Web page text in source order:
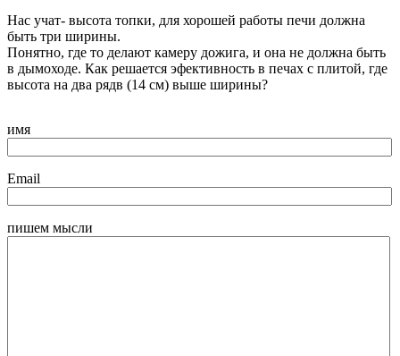
Нас учат- высота топки, для хорошей работы печи должна
быть три ширины.
Понятно, где то делают камеру дожига, и она не должна быть
в дымоходе. Как решается эфективность в печах с плитой, где
высота на два рядв (14 см) выше ширины?
имя
Email
пишем мысли